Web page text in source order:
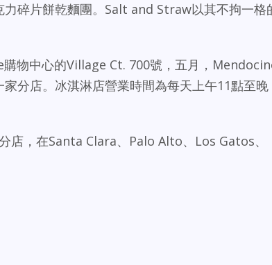
碎片餅乾麵團。Salt and Straw以其不拘一格
物中心的Village Ct. 700號，五月，
分店。冰淇淋店營業時間為每天上午11點至晚
，在Santa Clara、Palo Alto、Los Gatos、